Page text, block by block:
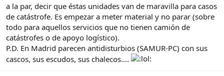
a la par, decir que éstas unidades van de maravilla para casos
de catástrofe. Es empezar a meter material y no parar (sobre
todo para aquellos servicios que no tienen camión de
catástrofes o de apoyo logístico).
P.D. En Madrid parecen antidisturbios (SAMUR-PC) con sus
cascos, sus escudos, sus chalecos....